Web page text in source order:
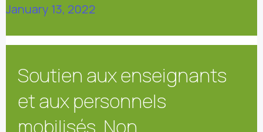
January 13, 2022
Soutien aux enseignants
et aux personnels
mobilisés. Non